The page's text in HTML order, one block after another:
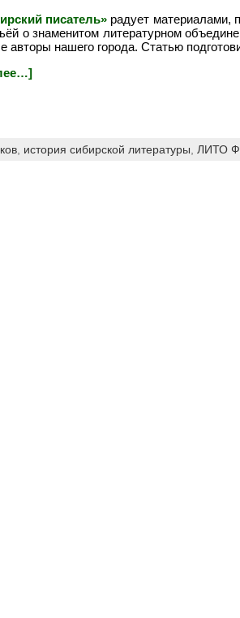
писатель» радует материалами,
о знаменитом литературном
авторы нашего города. Статью
, история сибирской литературы ЛИТО